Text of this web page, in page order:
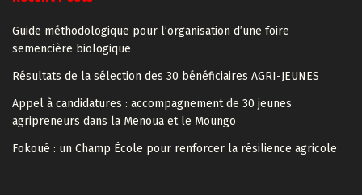
Guide méthodologique pour l’organisation d’une foire
semencière biologique
Résultats de la sélection des 30 bénéficiaires AGRI-JEUNES
Appel à candidatures : accompagnement de 30 jeunes
agripreneurs dans la Menoua et le Moungo
Fokoué : un Champ École pour renforcer la résilience agricole